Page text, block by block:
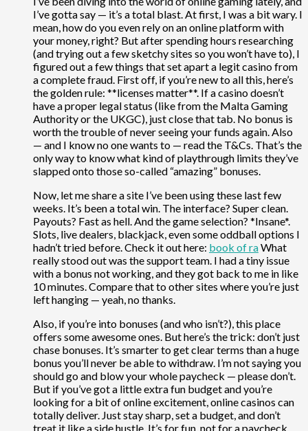
I’ve gotta say — it’s a total blast. At first, I was a bit wary. I
mean, how do you even rely on an online platform with
your money, right? But after spending hours researching
(and trying out a few sketchy sites so you won’t have to), I
figured out a few things that set apart a legit casino from
a complete fraud. First off, if you’re new to all this, here’s
the golden rule: **licenses matter**. If a casino doesn’t
have a proper legal status (like from the Malta Gaming
Authority or the UKGC), just close that tab. No bonus is
worth the trouble of never seeing your funds again. Also
— and I know no one wants to — read the T&Cs. That’s the
only way to know what kind of playthrough limits they’ve
slapped onto those so-called “amazing” bonuses.
Now, let me share a site I’ve been using these last few
weeks. It’s been a total win. The interface? Super clean.
Payouts? Fast as hell. And the game selection? *Insane*.
Slots, live dealers, blackjack, even some oddball options I
hadn’t tried before. Check it out here: book of raWhat
really stood out was the support team. I had a tiny issue
with a bonus not working, and they got back to me in like
10 minutes. Compare that to other sites where you’re just
left hanging — yeah, no thanks.
Also, if you’re into bonuses (and who isn’t?), this place
offers some awesome ones. But here’s the trick: don’t just
chase bonuses. It’s smarter to get clear terms than a huge
bonus you’ll never be able to withdraw. I’m not saying you
should go and blow your whole paycheck — please don’t.
But if you’ve got a little extra fun budget and you’re
looking for a bit of online excitement, online casinos can
totally deliver. Just stay sharp, set a budget, and don’t
treat it like a side hustle. It’s for fun, not for a paycheck.